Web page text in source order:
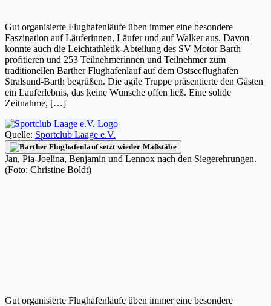
Gut organisierte Flughafenläufe üben immer eine besondere
Faszination auf Läuferinnen, Läufer und auf Walker aus. Davon
konnte auch die Leichtathletik-Abteilung des SV Motor Barth
profitieren und 253 Teilnehmerinnen und Teilnehmer zum
traditionellen Barther Flughafenlauf auf dem Ostseeflughafen
Stralsund-Barth begrüßen. Die agile Truppe präsentierte den Gästen
ein Lauferlebnis, das keine Wünsche offen ließ. Eine solide
Zeitnahme, […]
Quelle: Sportclub Laage e.V.
Jan, Pia-Joelina, Benjamin und Lennox nach den Siegerehrungen.
(Foto: Christine Boldt)
Gut organisierte Flughafenläufe üben immer eine besondere